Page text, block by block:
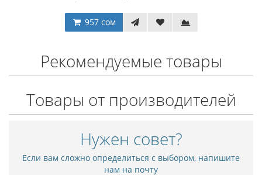
957 сом
Рекомендуемые товары
Товары от производителей
Нужен совет?
Если вам сложно определиться с выбором, напишите
нам на почту